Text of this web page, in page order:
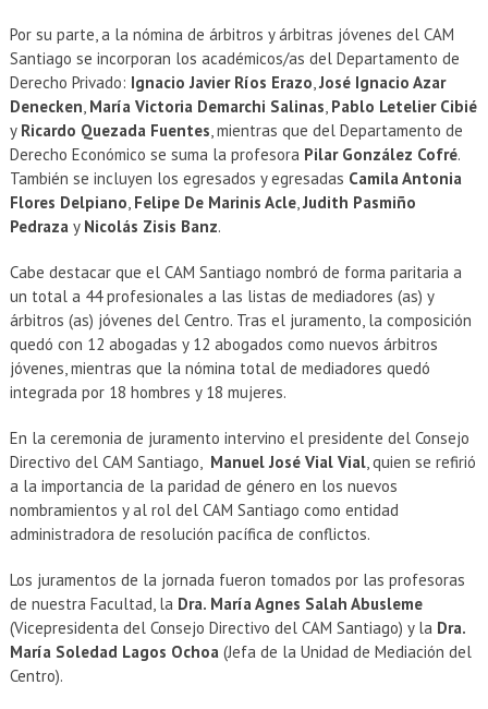
Por su parte, a la nómina de árbitros y árbitras jóvenes del CAM
Santiago se incorporan los académicos/as del Departamento de
Derecho Privado: Ignacio Javier Ríos Erazo José Ignacio Azar
Denecken María Victoria Demarchi Salinas Pablo Letelier Cibié
y Ricardo Quezada Fuentes , mientras que del Departamento de
Derecho Económico se suma la profesora Pilar González Cofré.
También se incluyen los egresados y egresadas Camila Antonia
Flores Delpiano Felipe De Marinis Acle, Judith Pasmiño
Pedraza y Nicolás Zisis Banz.
Cabe destacar que el CAM Santiago nombró de forma paritaria a
un total a 44 profesionales a las listas de mediadores (as) y
árbitros (as) jóvenes del Centro. Tras el juramento, la composición
quedó con 12 abogadas y 12 abogados como nuevos árbitros
jóvenes, mientras que la nómina total de mediadores quedó
integrada por 18 hombres y 18 mujeres.
En la ceremonia de juramento intervino el presidente del Consejo
Directivo del CAM Santiago, Manuel José Vial Vial, quien se refirió
a la importancia de la paridad de género en los nuevos
nombramientos y al rol del CAM Santiago como entidad
administradora de resolución pacífica de conflictos.
Los juramentos de la jornada fueron tomados por las profesoras
de nuestra Facultad, la Dra. María Agnes Salah Abusleme
(Vicepresidenta del Consejo Directivo del CAM Santiago) y la Dra.
María Soledad Lagos Ochoa (Jefa de la Unidad de Mediación del
Centro).